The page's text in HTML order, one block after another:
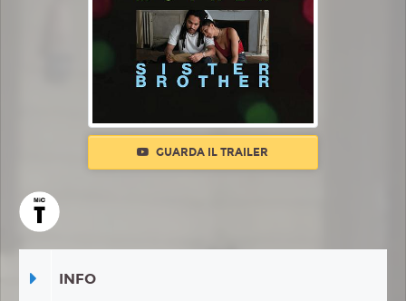
GUARDA IL TRAILER
INFO